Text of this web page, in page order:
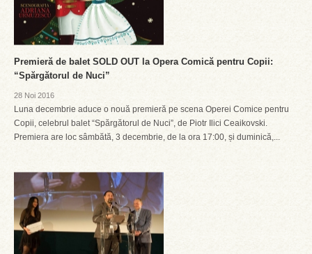
Premieră de balet SOLD OUT la Opera Comică pentru Copii:
“Spărgătorul de Nuci”
28 Noi 2016
Luna decembrie aduce o nouă premieră pe scena Operei Comice pentru
Copii, celebrul balet “Spărgătorul de Nuci”, de Piotr Ilici Ceaikovski.
Premiera are loc sâmbătă, 3 decembrie, de la ora 17:00, și duminică,...